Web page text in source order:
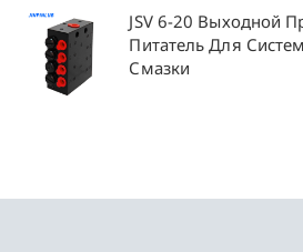
JSV 6-20 Выходной
Питатель Для
Смазки